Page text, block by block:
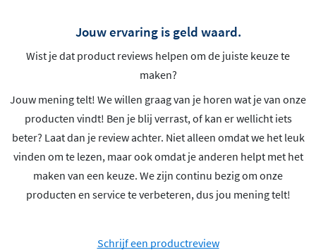
Jouw ervaring is geld waard.
Wist je dat product reviews helpen om de juiste keuze te
maken?
Jouw mening telt! We willen graag van je horen wat je van onze
producten vindt! Ben je blij verrast, of kan er wellicht iets
beter? Laat dan je review achter. Niet alleen omdat we het leuk
vinden om te lezen, maar ook omdat je anderen helpt met het
maken van een keuze. We zijn continu bezig om onze
producten en service te verbeteren, dus jou mening telt!
Schrijf een productreview